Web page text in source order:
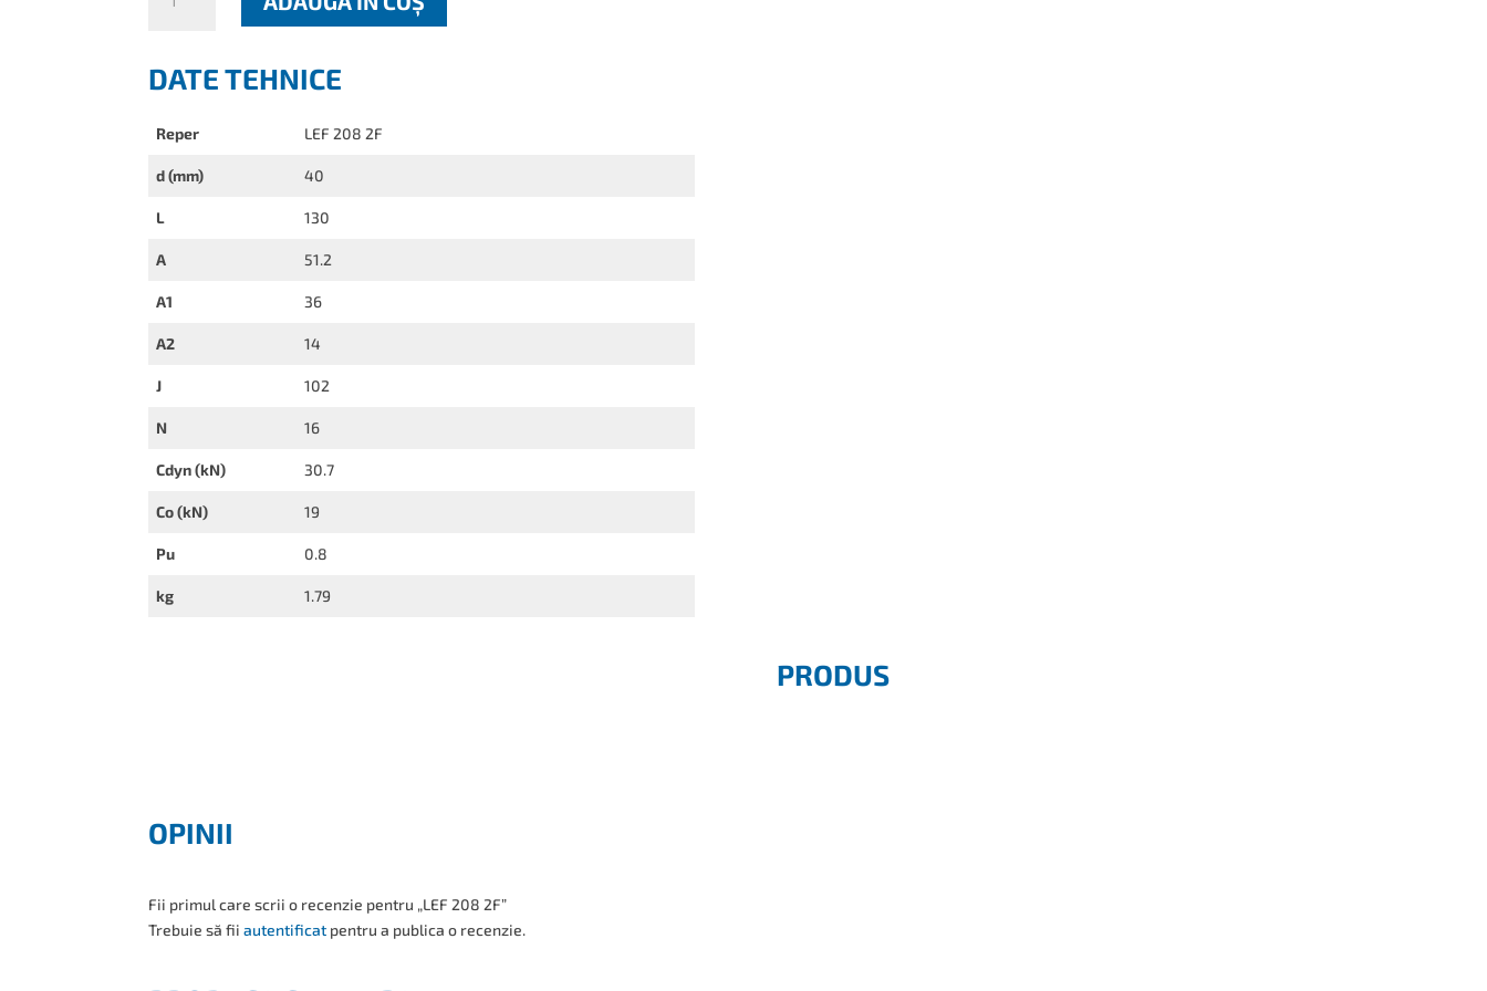
DATE TEHNICE
Reper LEF 208 2F
d (mm) 40
L 130
A 51.2
A1 36
A2 14
J 102
N 16
Cdyn (kN) 30.7
Co (kN) 19
Pu 0.8
kg 1.79
PRODUS
OPINII
Fii primul care scrii o recenzie pentru „LEF 208 2F”
Trebuie să fiiautentificat pentru a publica o recenzie.